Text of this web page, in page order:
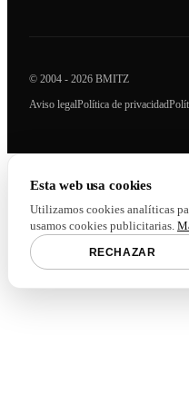
© 2004 - 2026 BMITZ
Aviso legal Política de privacidad
Esta web usa cookies
Utilizamos cookies analíticas
usamos cookies publicitarias.
RECHAZAR